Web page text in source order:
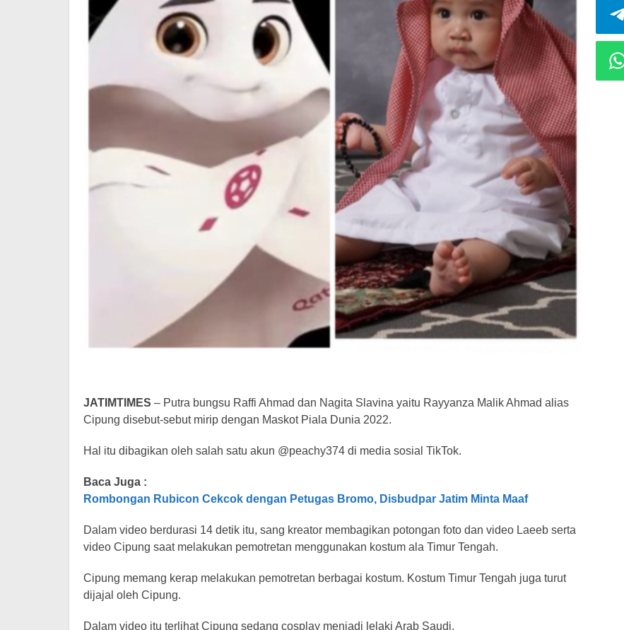
JATIMTIMES – Putra bungsu Raffi Ahmad dan Nagita Slavina yaitu Rayyanza Malik Ahmad alias
Cipung disebut-sebut mirip dengan Maskot Piala Dunia 2022.
Hal itu dibagikan oleh salah satu akun @peachy374 di media sosial TikTok.
Baca Juga :
Rombongan Rubicon Cekcok dengan Petugas Bromo, Disbudpar Jatim Minta Maaf
Dalam video berdurasi 14 detik itu, sang kreator membagikan potongan foto dan video Laeeb serta
video Cipung saat melakukan pemotretan menggunakan kostum ala Timur Tengah.
Cipung memang kerap melakukan pemotretan berbagai kostum. Kostum Timur Tengah juga turut
dijajal oleh Cipung.
Dalam video itu terlihat Cipung sedang cosplay menjadi lelaki Arab Saudi.